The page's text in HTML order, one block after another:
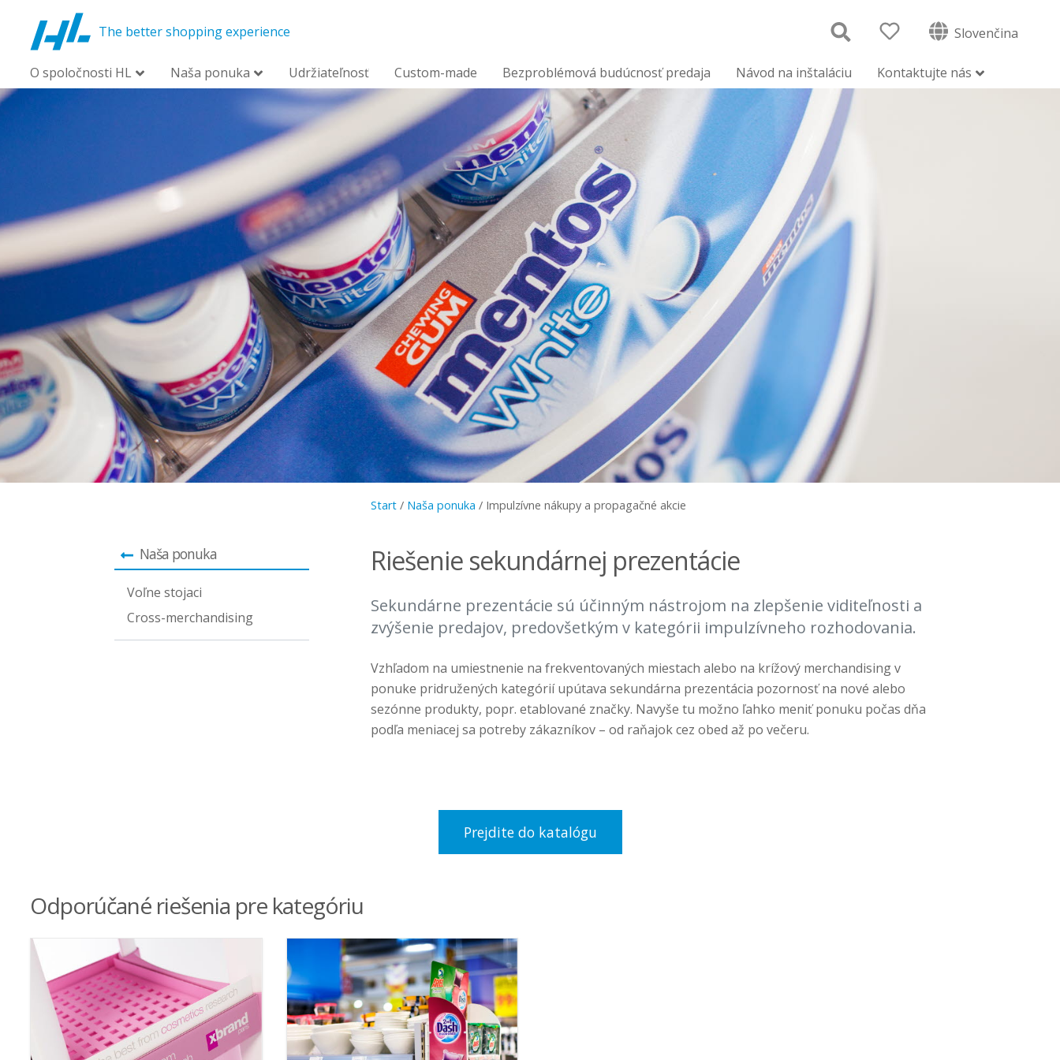
The better shopping experience Slovenčina
O spoločnosti HL Naša ponuka Udržiateľnosť Custom-made Bezproblémová budúcnosť predaja Návod na inštaláciu Kontaktujte nás
Start / Naša ponuka / Impulzívne nákupy a propagačné akcie
Naša ponuka
Voľne stojaci
Cross-merchandising
Riešenie sekundárnej prezentácie
Sekundárne prezentácie sú účinným nástrojom na zlepšenie viditeľnosti a
zvýšenie predajov, predovšetkým v kategórii impulzívneho rozhodovania.
Vzhľadom na umiestnenie na frekventovaných miestach alebo na krížový merchandising v
ponuke pridružených kategórií upútava sekundárna prezentácia pozornosť na nové alebo
sezónne produkty, popr. etablované značky. Navyše tu možno ľahko meniť ponuku počas dňa
podľa meniacej sa potreby zákazníkov – od raňajok cez obed až po večeru.
Prejdite do katalógu
Odporúčané riešenia pre kategóriu